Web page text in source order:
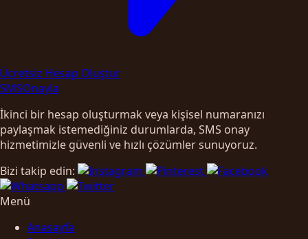
Ücretsiz Hesap Oluştur
SMSOnayla
İkinci bir hesap oluşturmak veya kişisel numaranızı
paylaşmak istemediğiniz durumlarda, SMS onay
hizmetimizle güvenli ve hızlı çözümler sunuyoruz.
Bizi takip edin:
Menü
Anasayfa